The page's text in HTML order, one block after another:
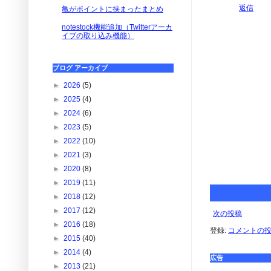
返信
次の投稿
登録: コメントの
広告
亀がポイントに挟まったまとめ
notestock機能追加（Twitterアーカ
イブの取り込み機能）
ブログ アーカイブ
► 2026 (5)
► 2025 (4)
► 2024 (6)
► 2023 (5)
► 2022 (10)
► 2021 (3)
► 2020 (8)
► 2019 (11)
► 2018 (12)
► 2017 (12)
► 2016 (18)
► 2015 (40)
► 2014 (4)
► 2013 (21)